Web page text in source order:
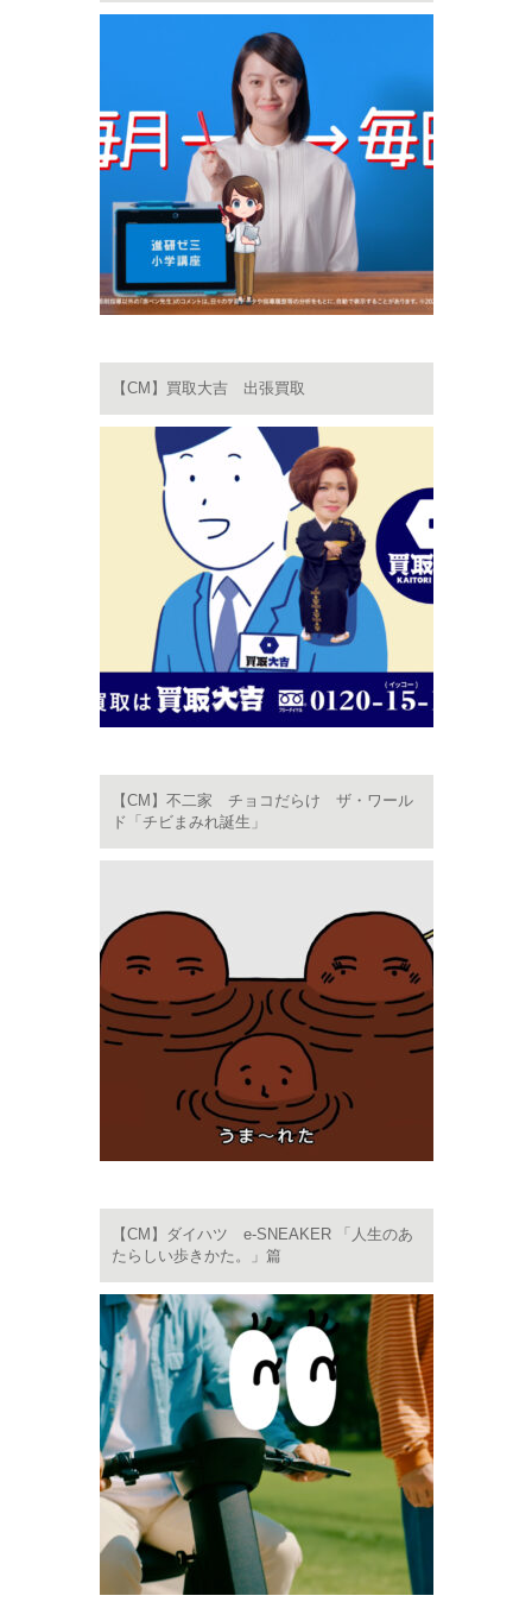
【CM】買取大吉 出張買取
【CM】不二家 チョコだらけ ザ・ワール
ド「チビまみれ誕生」
【CM】ダイハツ e-SNEAKER 「人生のあ
たらしい歩きかた。」篇